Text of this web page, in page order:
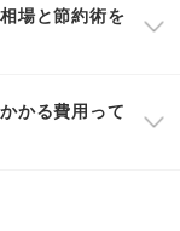
場と節約術を
かる費用って